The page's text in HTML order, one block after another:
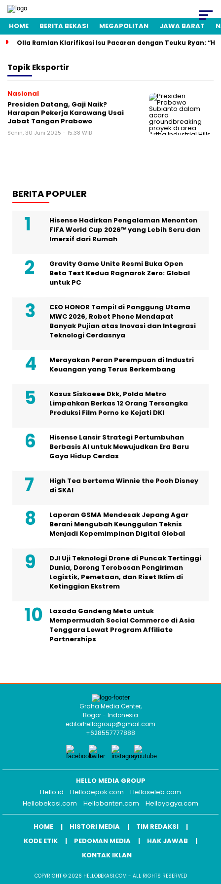
HOME BERITA BEKASI MEGAPOLITAN JAWA BARAT
Olla Ramlan Klarifikasi Isu Pacaran dengan Teuku Ryan:
TopikEksportir
Nasional
Presiden Datang, Gaji Naik?
Harapan Pekerja Karawang Usai
Jabat Tangan Prabowo
Senin, 30 Juni 2025 - 15:38 WIB
BERITA POPULER
Hisense Hadirkan Pengalaman Menonton
FIFA World Cup 2026™ yang Lebih Seru dan
Imersif dari Rumah
Gravity Game Unite Resmi Buka Open
Beta Test Kedua Ragnarok Zero: Global
untuk PC
CEO HONOR Tampil di Panggung Utama
MWC 2026, Robot Phone Mendapat
Banyak Pujian atas Inovasi dan Integrasi
Teknologi Cerdasnya
Merayakan Peran Perempuan di Industri
Keuangan yang Terus Berkembang
Kasus Siskaeee Dkk, Polda Metro
Limpahkan Berkas 12 Orang Tersangka
Produksi Film Porno ke Kejati DKI
Hisense Lansir Strategi Pertumbuhan
Berbasis AI untuk Mewujudkan Era Baru
Gaya Hidup Cerdas
High Tea bertema Winnie the Pooh Disney
di SKAI
Laporan GSMA Mendesak Jepang Agar
Berani Mengubah Keunggulan Teknis
Menjadi Kepemimpinan Digital Global
DJI Uji Teknologi Drone di Puncak Tertinggi
Dunia, Dorong Terobosan Pengiriman
Logistik, Pemetaan, dan Riset Iklim di
Ketinggian Ekstrem
Lazada Gandeng Meta untuk
Mempermudah Social Commerce di Asia
Tenggara Lewat Program Affiliate
Partnerships
Graha Media Center,
Bogor - Indonesia
editorhellogroup@gmail.com
+628557777888
HELLO MEDIA GROUP
Hello.id
Hellodepok.com
Helloseleb.com
Hellobekasi.com
Hellobanten.com Helloyogya.com
HOME HISTORI MEDIA
TIM REDAKSI
KODE ETIK
PEDOMAN MEDIA
HAK JAWAB
KONTAK IKLAN
COPYRIGHT © 2026 HELLOBEKASI.COM - ALL RIGHTS RESERVED